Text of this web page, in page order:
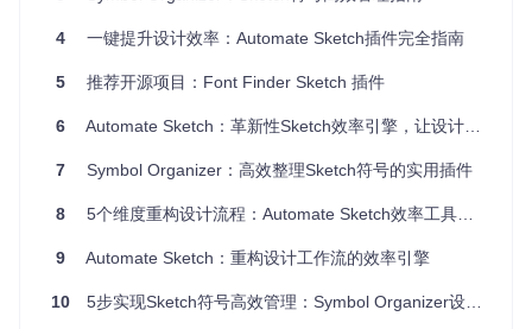
通过简单的快捷键操作（如cmd+option+shift+w和cmd+option
+shift+b），你可以轻松完成符号和库的交换，而无需离开当
前的设计界面。
4 一键提升设计效率：Automate Sketch插件完全指南
5 推荐开源项目：Font Finder Sketch 插件
6 Automate Sketch：革新性Sketch效率引擎，让设计流程自动化升级
7 Symbol Organizer：高效整理Sketch符号的实用插件
8 5个维度重构设计流程：Automate Sketch效率工具全面解析
9 Automate Sketch：重构设计工作流的效率引擎
10 5步实现Sketch符号高效管理：Symbol Organizer设计提效指南